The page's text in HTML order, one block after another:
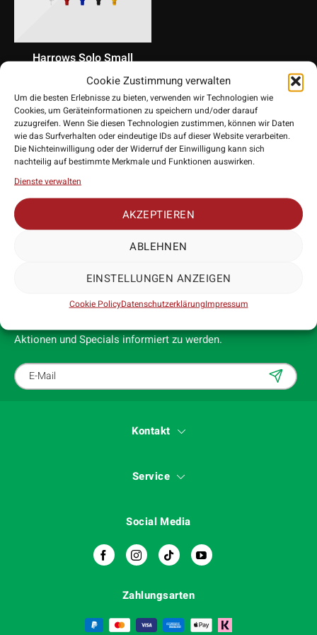
Cookie Zustimmung verwalten
Um die besten Erlebnisse zu bieten, verwenden wir Technologien wie
Cookies, um Geräteinformationen zu speichern und/oder darauf
zuzugreifen. Wenn Sie diesen Technologien zustimmen, können wir Daten
wie das Surfverhalten oder eindeutige IDs auf dieser Website verarbeiten.
Die Nichteinwilligung oder der Widerruf der Einwilligung kann sich
nachteilig auf bestimmte Merkmale und Funktionen auswirken.
Dienste verwalten
AKZEPTIEREN
ABLEHNEN
EINSTELLUNGEN ANZEIGEN
Cookie PolicyDatenschutzerklärungImpressum
Harrows Solo Small
Standard No.6 Flight
Shaft System
8,95€
Aktionen und Specials informiert zu werden.
Kontakt
Service
Social Media
Zahlungsarten